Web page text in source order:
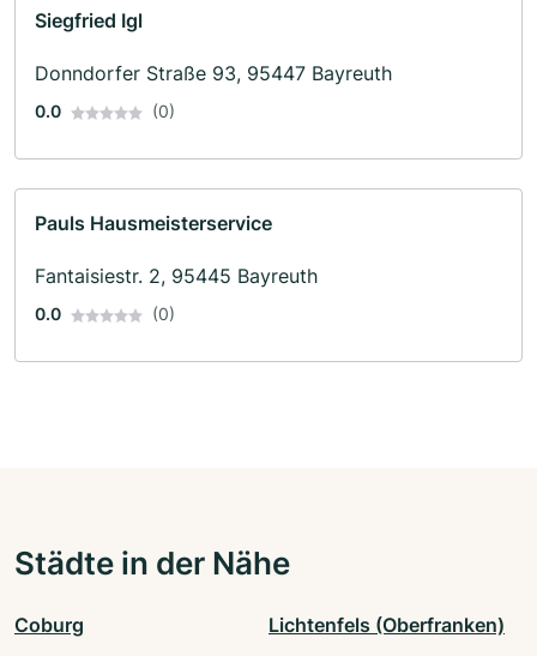
Siegfried Igl
Donndorfer Straße 93, 95447 Bayreuth
0.0 (0)
Pauls Hausmeisterservice
Fantaisiestr. 2, 95445 Bayreuth
0.0 (0)
Städte in der Nähe
Coburg Lichtenfels (Oberfranken)